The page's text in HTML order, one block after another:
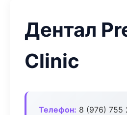
Дентал
Clinic
Телефон: 8 (976) 755